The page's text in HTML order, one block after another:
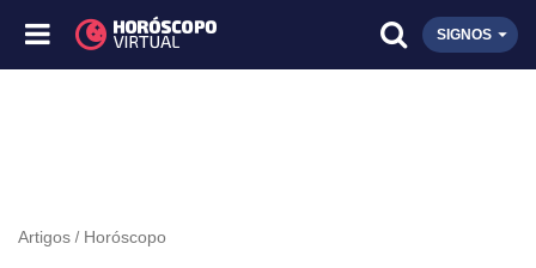
SIGNOS
Artigos Horóscopo